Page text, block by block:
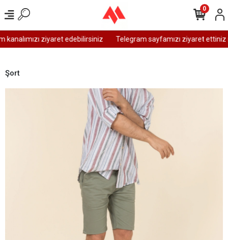
ziyaret edebilirsiniz Telegram sayfamızı ziyaret ettiniz
0
Şort